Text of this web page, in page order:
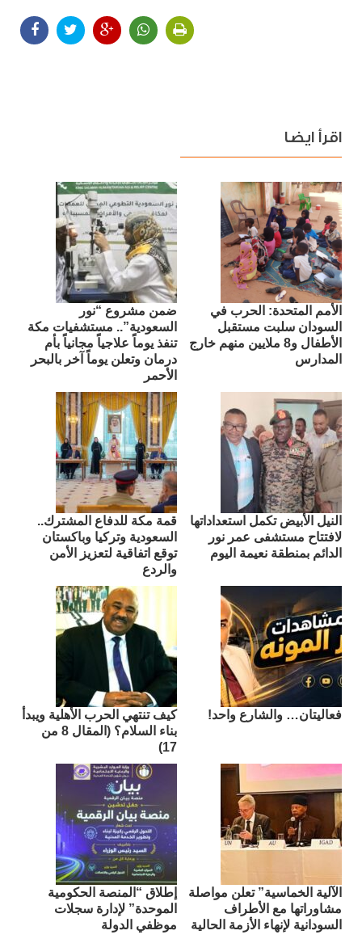
اقرأ ايضا
الأمم المتحدة: الحرب في
السودان سلبت مستقبل
الأطفال و8 ملايين منهم خارج
المدارس
ضمن مشروع “نور
السعودية”.. مستشفيات مكة
تنفذ يوماً علاجياً مجانياً بأم
درمان وتعلن يوماً آخر بالبحر
الأحمر
النيل الأبيض تكمل استعداداتها
لافتتاح مستشفى عمر نور
الدائم بمنطقة نعيمة اليوم
قمة مكة للدفاع المشترك..
السعودية وتركيا وباكستان
توقع اتفاقية لتعزيز الأمن
والردع
فعاليتان… والشارع واحد!
كيف تنتهي الحرب الأهلية ويبدأ
بناء السلام؟ (المقال 8 من
17)
الآلية الخماسية” تعلن مواصلة
مشاوراتها مع الأطراف
السودانية لإنهاء الأزمة الحالية
إطلاق “المنصة الحكومية
الموحدة” لإدارة سجلات
موظفي الدولة